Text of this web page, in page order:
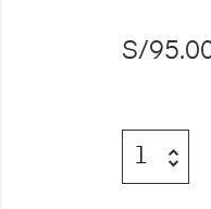
S/